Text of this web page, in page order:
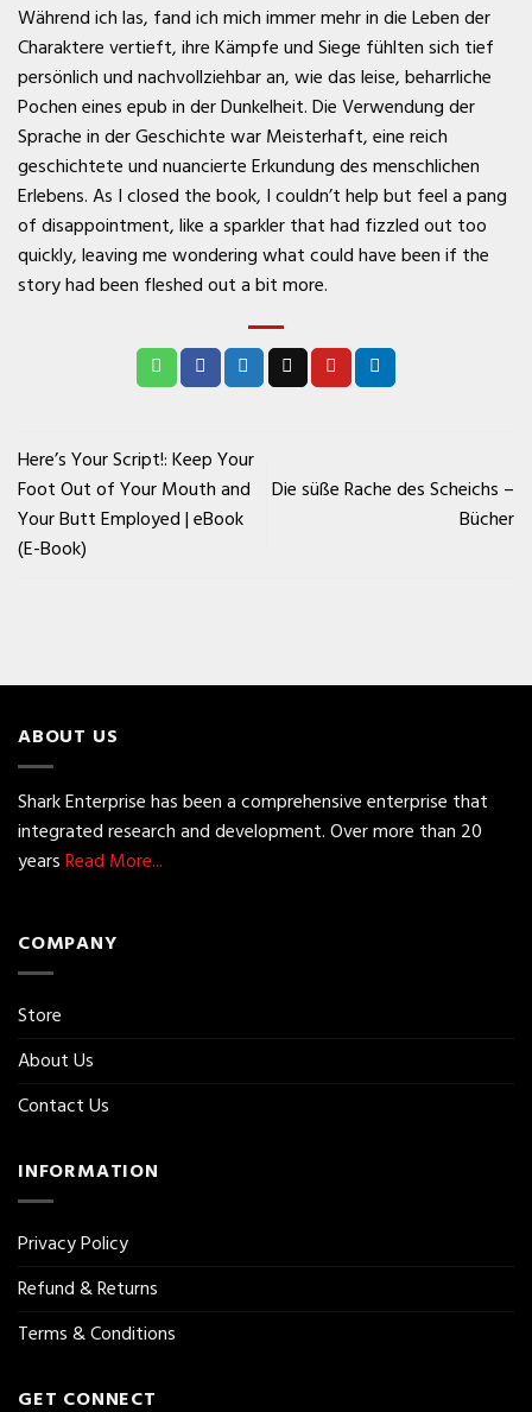
Während ich las, fand ich mich immer mehr in die Leben der
Charaktere vertieft, ihre Kämpfe und Siege fühlten sich tief
persönlich und nachvollziehbar an, wie das leise, beharrliche
Pochen eines epub in der Dunkelheit. Die Verwendung der
Sprache in der Geschichte war Meisterhaft, eine reich
geschichtete und nuancierte Erkundung des menschlichen
Erlebens. As I closed the book, I couldn’t help but feel a pang
of disappointment, like a sparkler that had fizzled out too
quickly, leaving me wondering what could have been if the
story had been fleshed out a bit more.
Here’s Your Script!: Keep Your
Foot Out of Your Mouth and
Your Butt Employed | eBook
(E-Book)
Die süße Rache des Scheichs –
Bücher
ABOUT US
Shark Enterprise has been a comprehensive enterprise that
integrated research and development. Over more than 20
yearsRead More...
COMPANY
Store
About Us
Contact Us
INFORMATION
Privacy Policy
Refund & Returns
Terms & Conditions
GET CONNECT